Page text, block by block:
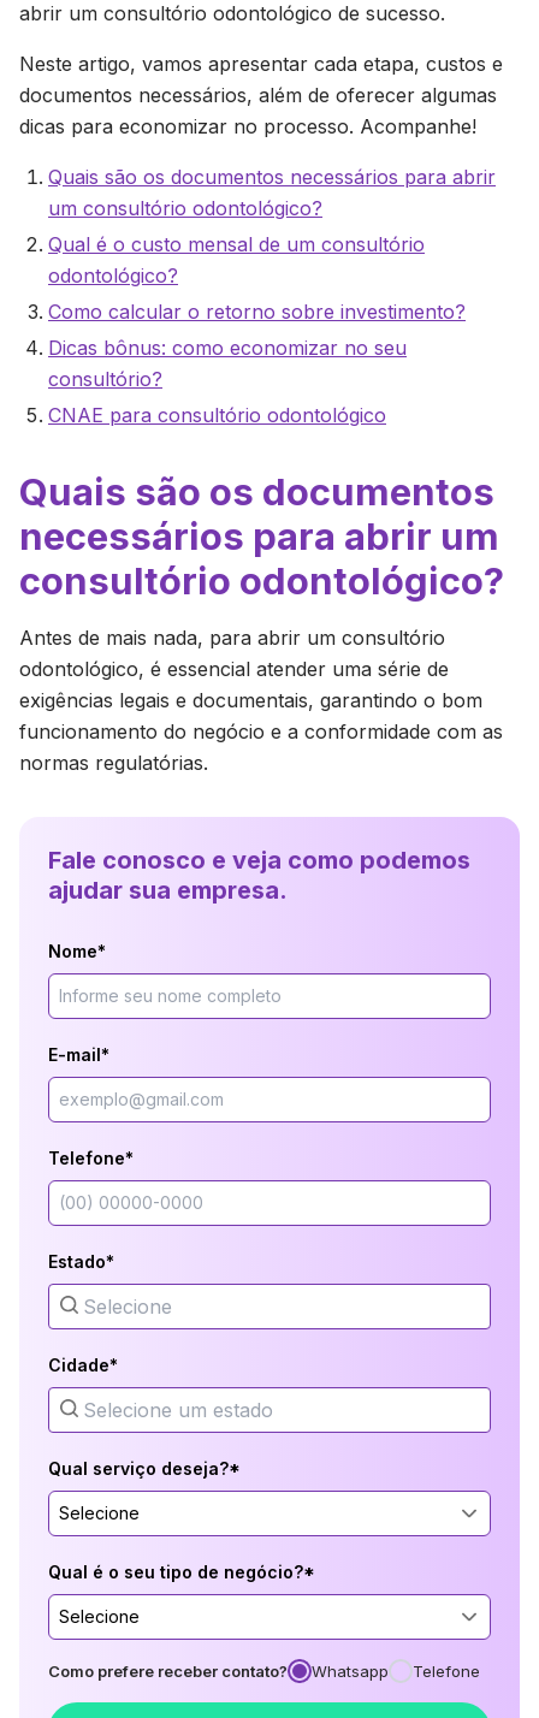
abrir um consultório odontológico de sucesso.
Neste artigo, vamos apresentar cada etapa, custos e
documentos necessários, além de oferecer algumas
dicas para economizar no processo. Acompanhe!
Quais são os documentos necessários para abrir
um consultório odontológico?
Qual é o custo mensal de um consultório
odontológico?
Como calcular o retorno sobre investimento?
Dicas bônus: como economizar no seu
consultório?
CNAE para consultório odontológico
Quais são os documentos
necessários para abrir um
consultório odontológico?
Antes de mais nada, para abrir um consultório
odontológico, é essencial atender uma série de
exigências legais e documentais, garantindo o bom
funcionamento do negócio e a conformidade com as
normas regulatórias.
Fale conosco e veja como podemos
ajudar sua empresa.
Nome*
E-mail*
Telefone*
Estado*
Cidade*
Qual serviço deseja?*
Selecione
Qual é o seu tipo de negócio?*
Selecione
Como prefere receber contato? Whatsapp Telefone